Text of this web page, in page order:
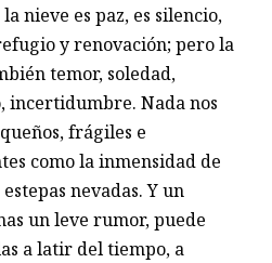
nieve es paz, es silencio,
y renovación; pero la
temor, soledad,
incertidumbre. Nada nos
frágiles e
como la inmensidad de
nevadas. Y un
un leve rumor, puede
a latir del tiempo, a